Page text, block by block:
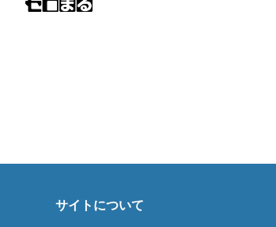
サイトについて